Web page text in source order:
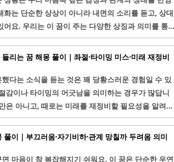
대 행동이나 분위기에 따라 긍정적인 신호일 수도,
는 단순한 상상이 아니라 내면의 소리를 듣고, 상대
요. 우리는 이 꿈이 주는 다양한 상징과 의미를 통
계를 더욱 단단하게 만들 수 있어요. 꿈 해몽을 통해
숨겨진 메시지들을 구체적으로 알아보아요.1. 꿈속
속에서 대화를 나누는 것은 감정과 생각이 서로 소
로의 마음이 열려 있고, 관계에 대해 고민하는 상태
의 내면을 탐색하고 이해하려는 움직임을 보여줍니
리는 꿈 해몽 풀이｜좌절·타이밍 미스·미래 재정비
다는 소식을 듣는 것은 꽤 당황스러운 경험일 수 있
감이나 타이밍의 어긋남을 의미하는 경우가 많답니
은 아니고, 때로는 미래를 재정비할 필요성을 알려주
세한 해석과 그 심리적 의미를 깊게 살펴볼게요.1.
기: 기본 의미꿈 속에서 좋아하는 사람이 결혼했다
신호를 담고 있어요. 가장 기본적으로는 상대에 대
아요. 아직 현실적인 관계가 이루어지지 않았거나,
이｜부끄러움·자기비하·관계 망칠까 두려움 의미
마음이 참 복잡해지기 쉬워요. 이 꿈은 단순한 우연